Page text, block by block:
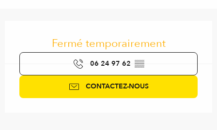
Fermé temporairement
06 24 97 62 ▒▒
CONTACTEZ-NOUS